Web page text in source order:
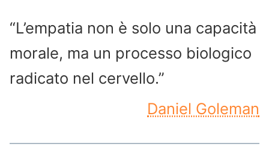
“L’empatia non è solo una capacità
morale, ma un processo biologico
radicato nel cervello.”
Daniel Goleman